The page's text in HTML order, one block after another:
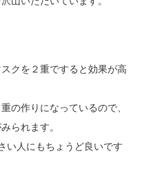
クを２重ですると効果が高
の作りになっているので、
られます。
い人にもちょうど良いです